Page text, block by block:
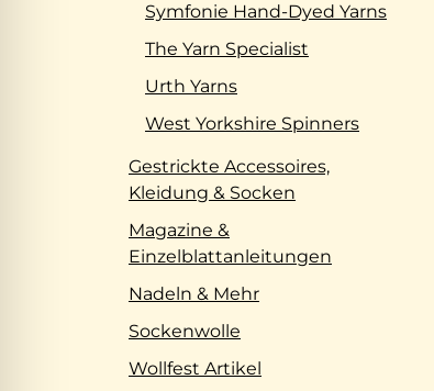
Symfonie Hand-Dyed Yarns
The Yarn Specialist
Urth Yarns
West Yorkshire Spinners
Gestrickte Accessoires,
Kleidung & Socken
Magazine &
Einzelblattanleitungen
Nadeln & Mehr
Sockenwolle
Wollfest Artikel